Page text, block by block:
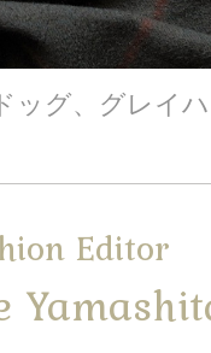
ッグ、グレイ
Editor